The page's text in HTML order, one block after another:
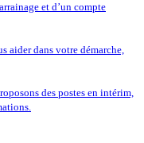
et d’un compte
aider dans votre démarche,
des postes en intérim,